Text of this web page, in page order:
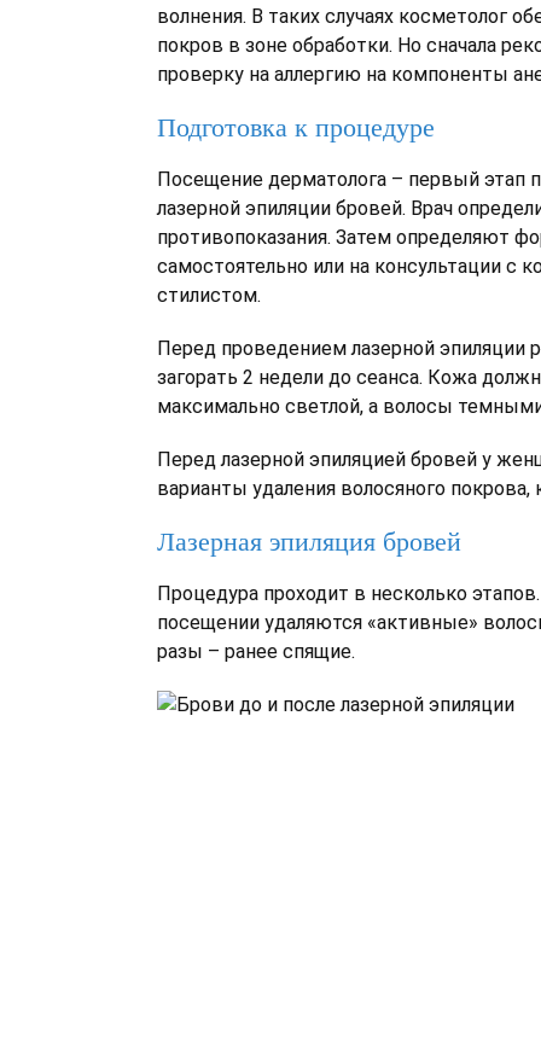
волнения. В таких случаях косметолог
покров в зоне обработки. Но сначала
проверку на аллергию на компоненты
Подготовка к процедуре
Посещение дерматолога – первый этап
лазерной эпиляции бровей. Врач
противопоказания. Затем определяют
самостоятельно или на консультации с
стилистом.
Перед проведением лазерной эпиляции
загорать 2 недели до сеанса. Кожа
максимально светлой, а волосы
Перед лазерной эпиляцией бровей у
варианты удаления волосяного покрова,
Лазерная эпиляция бровей
Процедура проходит в несколько
посещении удаляются «активные»
разы – ранее спящие.